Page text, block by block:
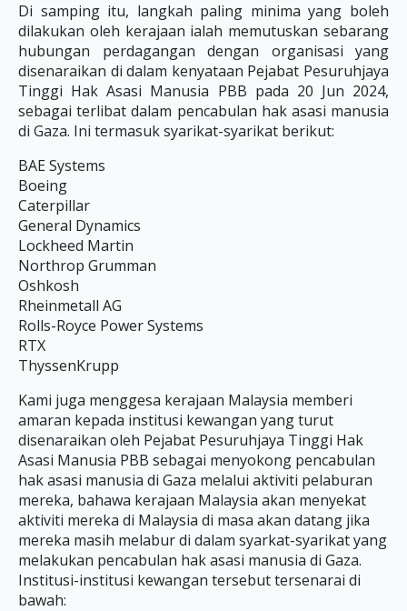
Di samping itu, langkah paling minima yang boleh
dilakukan oleh kerajaan ialah memutuskan sebarang
hubungan perdagangan dengan organisasi yang
disenaraikan di dalam kenyataan Pejabat Pesuruhjaya
Tinggi Hak Asasi Manusia PBB pada 20 Jun 2024,
sebagai terlibat dalam pencabulan hak asasi manusia
di Gaza. Ini termasuk syarikat-syarikat berikut:
BAE Systems
Boeing
Caterpillar
General Dynamics
Lockheed Martin
Northrop Grumman
Oshkosh
Rheinmetall AG
Rolls-Royce Power Systems
RTX
ThyssenKrupp
Kami juga menggesa kerajaan Malaysia memberi
amaran kepada institusi kewangan yang turut
disenaraikan oleh Pejabat Pesuruhjaya Tinggi Hak
Asasi Manusia PBB sebagai menyokong pencabulan
hak asasi manusia di Gaza melalui aktiviti pelaburan
mereka, bahawa kerajaan Malaysia akan menyekat
aktiviti mereka di Malaysia di masa akan datang jika
mereka masih melabur di dalam syarkat-syarikat yang
melakukan pencabulan hak asasi manusia di Gaza.
Institusi-institusi kewangan tersebut tersenarai di
bawah: